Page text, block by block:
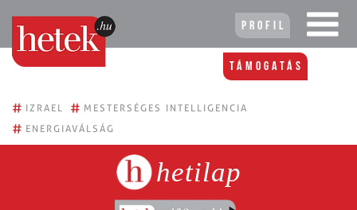
Profil
Támogatás
# IZRAEL # MESTERSÉGES INTELLIGENCIA
# ENERGIAVÁLSÁG
hetilap